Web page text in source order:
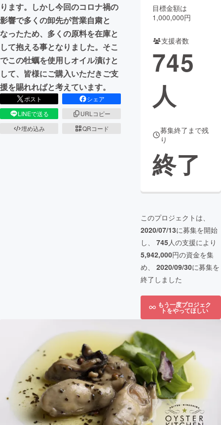
CAMPFIRE for Social Good
CAMPFIRE Creation
CAMPFIREふるさと納税
コミュニティ
ります。しかし今回のコロナ禍の
影響で多くの卸先が営業自粛と
なったため、多くの原料を在庫と
して抱える事となりました。そこ
でこの牡蠣を使用しオイル漬けと
して、皆様にご購入いただきご支
援を賜れればと考えています。
ポスト
シェア
LINEで送る
URLコピー
埋め込み
QRコード
目標金額は
1,000,000円
支援者数
745
人
募集終了まで残
り
終了
このプロジェクトは、
2020/07/13に募集を開始
し、 745人の支援により
5,942,000円の資金を集
め、 2020/09/30に募集を
終了しました
もう一度プロジェク
トをやってほしい